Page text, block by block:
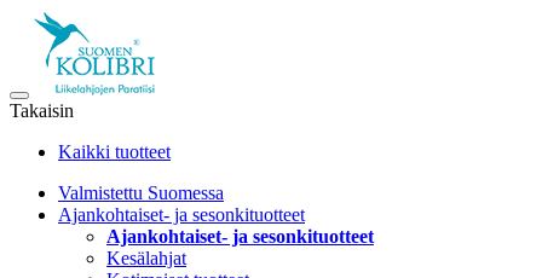
Takaisin
Kaikki tuotteet
Valmistettu Suomessa
Ajankohtaiset- ja sesonkituotteet
Ajankohtaiset- ja sesonkituotteet
Kesälahjat